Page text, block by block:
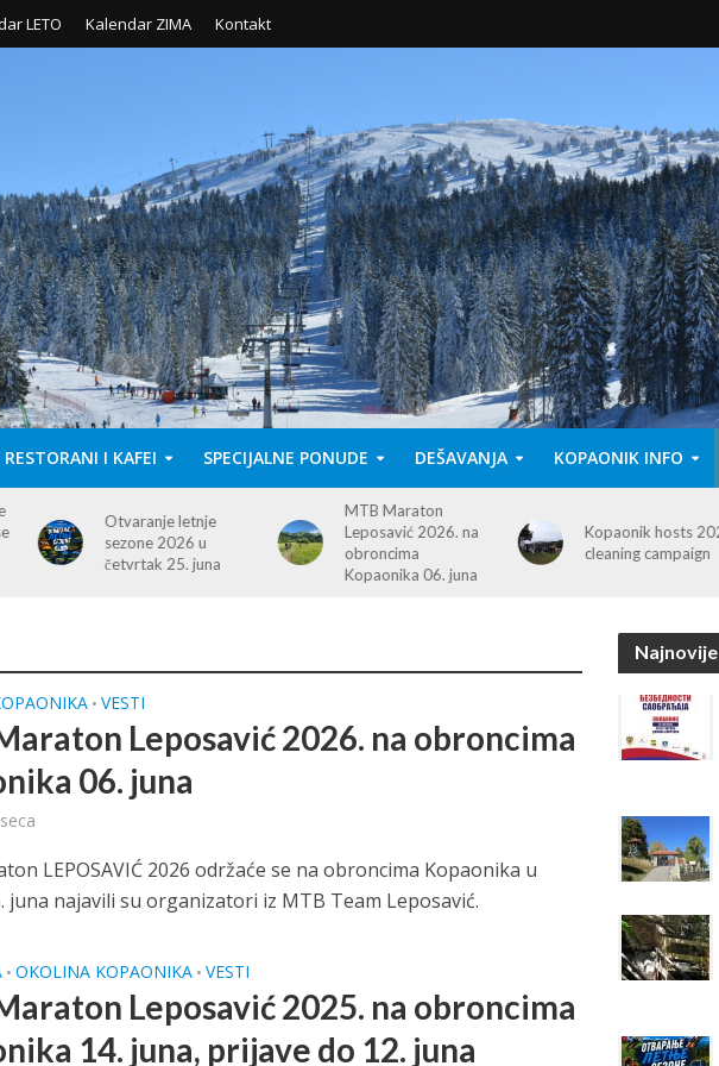
LETO Kalendar ZIMA Kontakt
RESTORANI I KAFEI SPECIJALNE PONUDE DEŠAVANJA KOPAONIK INFO
Leposavić 2026. na
obroncima
Kopaonika 06. juna
Kopaonik hosts 2026
cleaning campaign
održana prolećna
akcija čišćenja 2026
• VESTI
Leposavić 2026. na obroncima
06. juna
LEPOSAVIĆ 2026 održaće se na obroncima Kopaonika u
juna najavili su organizatori iz MTB Team Leposavić.
• OKOLINA KOPAONIKA • VESTI
Leposavić 2025. na obroncima
14. juna, prijave do 12. juna
Najnovije